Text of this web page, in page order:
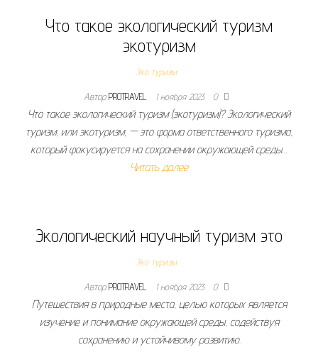
Что такое экологический туризм
экотуризм
Эко туризм
АвторPROTRAVEL 1 ноября 2023 0
Что такое экологический туризм (экотуризм)? Экологический
туризм, или экотуризм, — это форма ответственного туризма,
который фокусируется на сохранении окружающей среды…
Читать далее
Экологический научный туризм это
Эко туризм
АвторPROTRAVEL 1 ноября 2023 0
Путешествия в природные места, целью которых является
изучение и понимание окружающей среды, содействуя
сохранению и устойчивому развитию.